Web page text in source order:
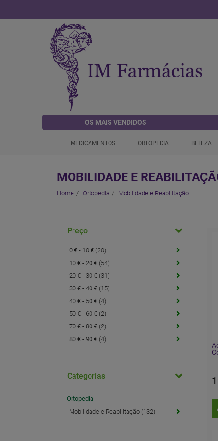
OS MAIS VENDIDOS
MEDICAMENTOS ORTOPEDIA BELEZA
MOBILIDADE E
Home Ortopedia Mobilidade e Reabilitação
Preço
0 € - 10 € (20)
10 € - 20 € (54)
20 € - 30 € (31)
30 € - 40 € (15)
40 € - 50 € (4)
50 € - 60 € (2)
70 € - 80 € (2)
80 € - 90 € (4)
Categorias
Ortopedia
Mobilidade e Reabilitação (132)